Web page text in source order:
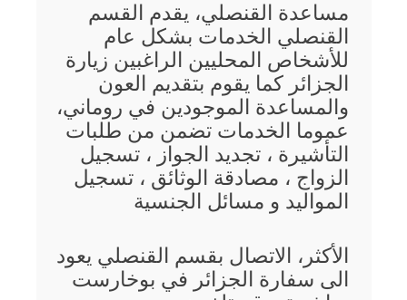
مساعدة القنصلي، يقدم القسم
القنصلي الخدمات بشكل عام
للأشخاص المحليين الراغبين زيارة
الجزائر كما يقوم بتقديم العون
والمساعدة الموجودين في روماني،
عموما الخدمات تضمن من طلبات
التأشيرة ، تجديد الجواز ، تسجيل
الزواج ، مصادقة الوثائق ، تسجيل
المواليد و مسائل الجنسية
الأكثر، الاتصال بقسم القنصلي يعود
الى سفارة الجزائر في بوخارست